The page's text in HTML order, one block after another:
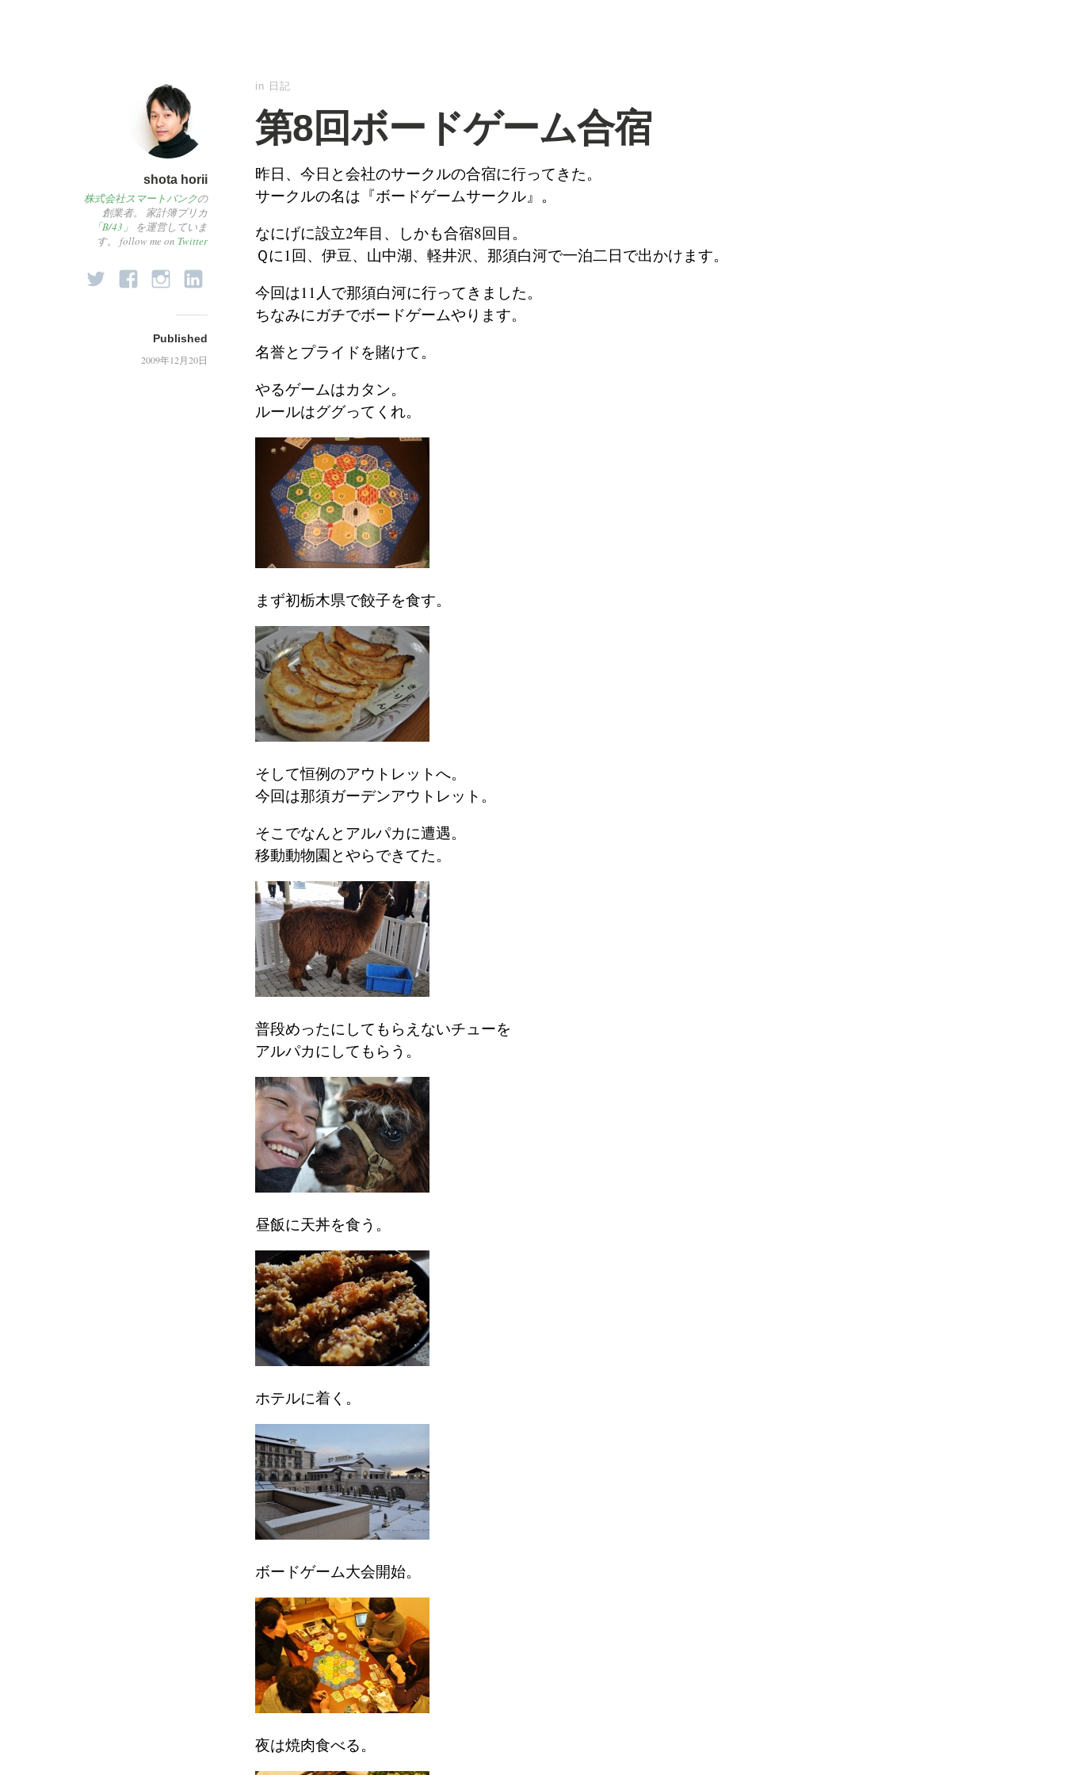
shota horii
株式会社スマートバンクの
創業者。 家計簿プリカ
「B/43」
を運営していま
す。 follow me on Twitter
Published
2009年12月20日
in 日記
第8回ボードゲーム合宿
昨日、今日と会社のサークルの合宿に行ってきた。
サークルの名は『ボードゲームサークル』。
なにげに設立2年目、しかも合宿8回目。
Ｑに1回、伊豆、山中湖、軽井沢、那須白河で一泊二日で出かけます。
今回は11人で那須白河に行ってきました。
ちなみにガチでボードゲームやります。
名誉とプライドを賭けて。
やるゲームはカタン。
ルールはググってくれ。
まず初栃木県で餃子を食す。
そして恒例のアウトレットへ。
今回は那須ガーデンアウトレット。
そこでなんとアルパカに遭遇。
移動動物園とやらできてた。
普段めったにしてもらえないチューを
アルパカにしてもらう。
昼飯に天丼を食う。
ホテルに着く。
ボードゲーム大会開始。
夜は焼肉食べる。